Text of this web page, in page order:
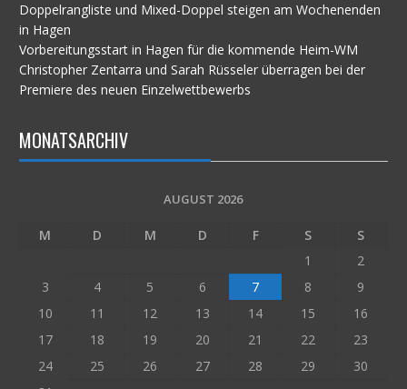
Doppelrangliste und Mixed-Doppel steigen am Wochenenden
in Hagen
Vorbereitungsstart in Hagen für die kommende Heim-WM
Christopher Zentarra und Sarah Rüsseler überragen bei der
Premiere des neuen Einzelwettbewerbs
MONATSARCHIV
AUGUST 2026
M D M D F S
S
1
2
3
4 5 6 7 8
9
10
11 12 13 14 15
16
17
18 19 20 21 22
23
24
25 26 27 28 29
30